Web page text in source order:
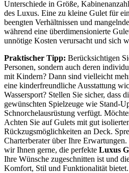
Unterschiede in Größe,
des Luxus. Eine zu kleine Gulet für
beengten Verhältnissen und
während eine überdimensionierte
unnötige Kosten verursacht und sich
Praktischer Tipp: Berücksichtigen
Personen, sondern auch deren
mit Kindern? Dann sind vielleicht
eine kinderfreundliche Ausstattung
Wassersport? Stellen Sie sicher, dass
gewünschten Spielzeuge wie Stand-
Schnorchelausrüstung verfügt.
Achten Sie auf Gulets mit gut
Rückzugsmöglichkeiten an Deck.
Charterberater über Ihre
wir Ihnen gerne, die perfekte Luxus
Ihre Wünsche zugeschnitten ist und
Komfort, Stil und Funktionalität bietet.